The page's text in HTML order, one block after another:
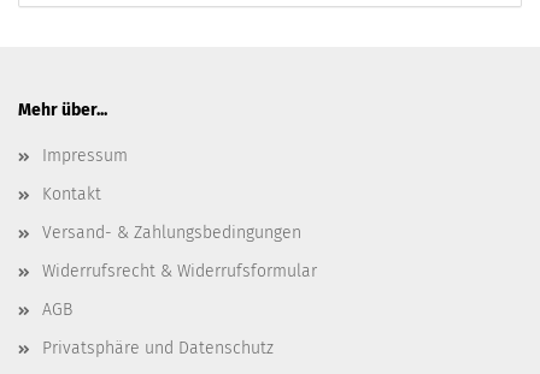
Mehr über...
Impressum
Kontakt
Versand- & Zahlungsbedingungen
Widerrufsrecht & Widerrufsformular
AGB
Privatsphäre und Datenschutz